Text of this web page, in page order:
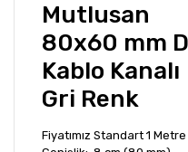
Mutlusan
80x60 mm
Kablo Kanalı
Gri Renk
Fiyatımız Standart 1 Metre